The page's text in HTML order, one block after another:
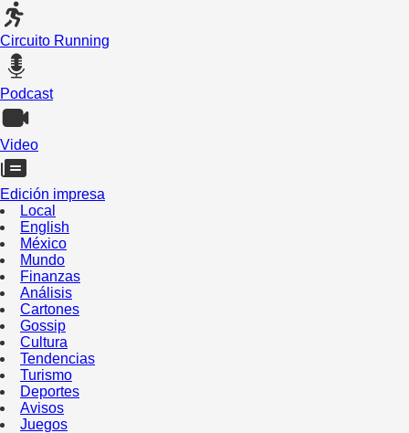
Circuito Running
Podcast
Video
Edición impresa
Local
English
México
Mundo
Finanzas
Análisis
Cartones
Gossip
Cultura
Tendencias
Turismo
Deportes
Avisos
Juegos